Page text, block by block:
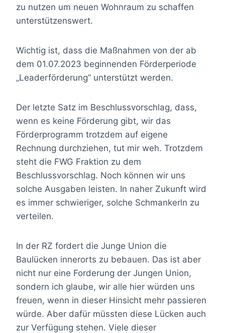
zu nutzen um neuen Wohnraum zu schaffen
unterstützenswert.
Wichtig ist, dass die Maßnahmen von der ab
dem 01.07.2023 beginnenden Förderperiode
„Leaderförderung“ unterstützt werden.
Der letzte Satz im Beschlussvorschlag, dass,
wenn es keine Förderung gibt, wir das
Förderprogramm trotzdem auf eigene
Rechnung durchziehen, tut mir weh. Trotzdem
steht die FWG Fraktion zu dem
Beschlussvorschlag. Noch können wir uns
solche Ausgaben leisten. In naher Zukunft wird
es immer schwieriger, solche Schmankerln zu
verteilen.
In der RZ fordert die Junge Union die
Baulücken innerorts zu bebauen. Das ist aber
nicht nur eine Forderung der Jungen Union,
sondern ich glaube, wir alle hier würden uns
freuen, wenn in dieser Hinsicht mehr passieren
würde. Aber dafür müssten diese Lücken auch
zur Verfügung stehen. Viele dieser